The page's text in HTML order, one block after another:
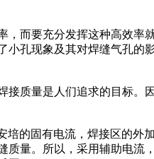
而要充分发挥这种高效率
小孔现象及其对焊缝气孔
质量是人们追求的目标。
的固有电流，焊接区的外
质量。所以，采用辅助电